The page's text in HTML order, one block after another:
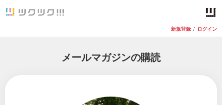
新規登録 / ログイン
メールマガジンの購読